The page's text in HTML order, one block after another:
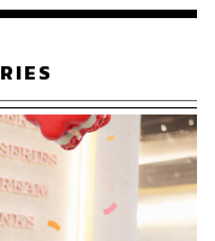
รจัดการอารมณ์ของ
ารฝึกสติและสมาธิไม่
อให้เรารู้เท่าทันกิเลส
บไปอย่างชัดเจน จน